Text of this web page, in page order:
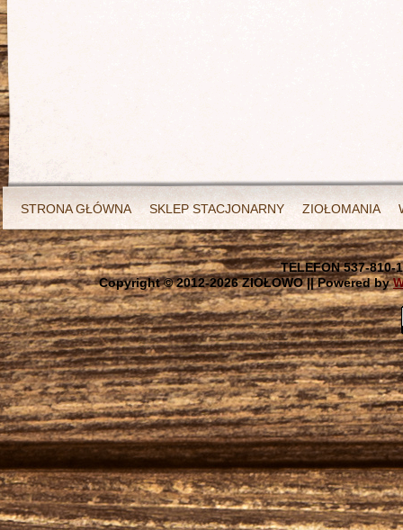
STRONA GŁÓWNA SKLEP STACJONARNY ZIOŁOMANIA
TELEFON 537-810-
Copyright © 2012-2026 ZIOŁOWO || Powered by